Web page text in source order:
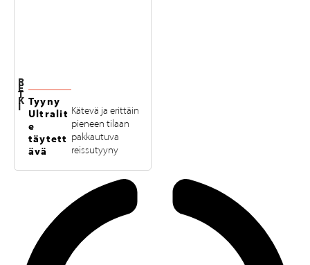
R
E
T
K
I Tyyny
Ultralit
e
täytett
ävä
Kätevä ja erittäin
pieneen tilaan
pakkautuva
reissutyyny